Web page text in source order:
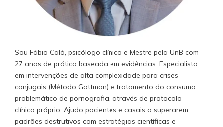
Sou Fábio Caló, psicólogo clínico e Mestre pela UnB com
27 anos de prática baseada em evidências. Especialista
em intervenções de alta complexidade para crises
conjugais (Método Gottman) e tratamento do consumo
problemático de pornografia, através de protocolo
clínico próprio. Ajudo pacientes e casais a superarem
padrões destrutivos com estratégias científicas e